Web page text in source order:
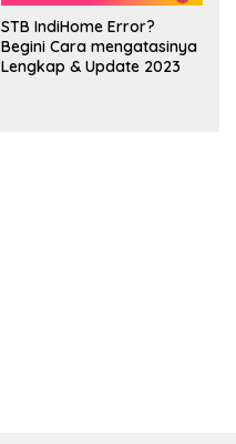
STB IndiHome Error?
Begini Cara mengatasinya
Lengkap & Update 2023